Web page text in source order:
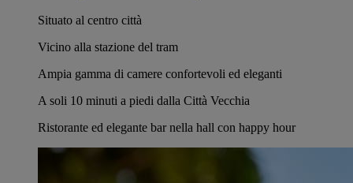
Situato al centro città
Vicino alla stazione del tram
Ampia gamma di camere confortevoli ed eleganti
A soli 10 minuti a piedi dalla Città Vecchia
Ristorante ed elegante bar nella hall con happy hour